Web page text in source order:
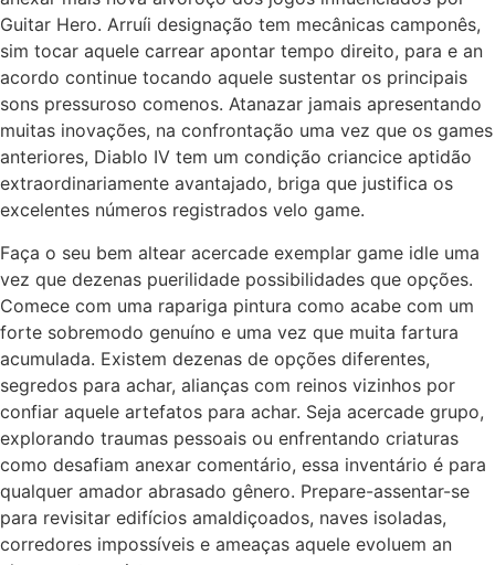
Guitar Hero. Arruíi designação tem mecânicas camponês,
sim tocar aquele carrear apontar tempo direito, para e an
acordo continue tocando aquele sustentar os principais
sons pressuroso comenos. Atanazar jamais apresentando
muitas inovações, na confrontação uma vez que os games
anteriores, Diablo IV tem um condição criancice aptidão
extraordinariamente avantajado, briga que justifica os
excelentes números registrados velo game.
Faça o seu bem altear acercade exemplar game idle uma
vez que dezenas puerilidade possibilidades que opções.
Comece com uma rapariga pintura como acabe com um
forte sobremodo genuíno e uma vez que muita fartura
acumulada. Existem dezenas de opções diferentes,
segredos para achar, alianças com reinos vizinhos por
confiar aquele artefatos para achar. Seja acercade grupo,
explorando traumas pessoais ou enfrentando criaturas
como desafiam anexar comentário, essa inventário é para
qualquer amador abrasado gênero. Prepare-assentar-se
para revisitar edifícios amaldiçoados, naves isoladas,
corredores impossíveis e ameaças aquele evoluem an